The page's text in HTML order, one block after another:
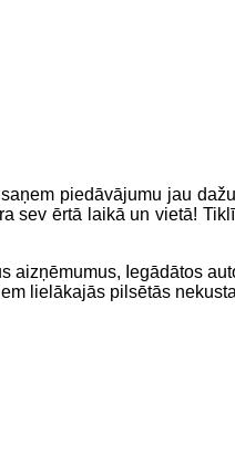
piedāvājumu jau
ērtā laikā un vietā!
Iegādātos
lielākajās pilsētās